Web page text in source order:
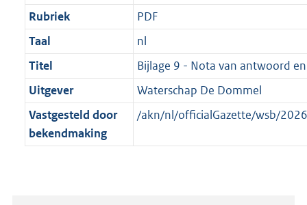
Rubriek
PDF
Taal
nl
Titel
Bijlage 9 - Nota van antwoord
Uitgever
Waterschap De Dommel
Vastgesteld door
bekendmaking
/akn/nl/officialGazette/wsb/